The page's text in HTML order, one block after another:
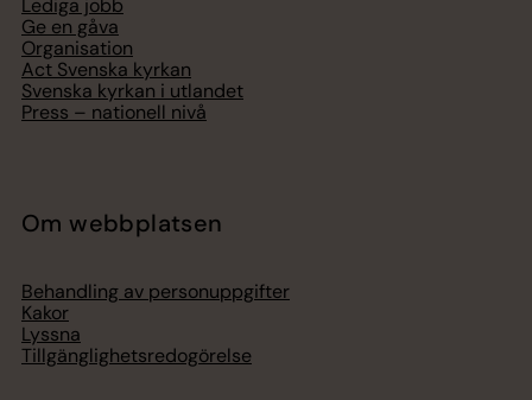
Ge en gåva
Organisation
Act Svenska kyrkan
Svenska kyrkan i utlandet
Press – nationell nivå
Om webbplatsen
Behandling av personuppgifter
Kakor
Lyssna
Tillgänglighetsredogörelse